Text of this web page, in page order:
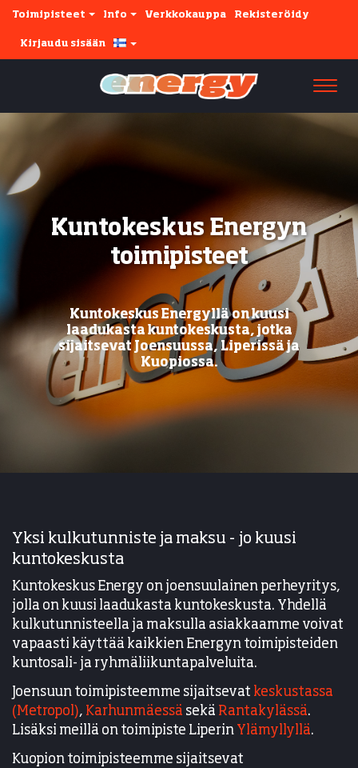
Toimipisteet Info Verkkokauppa Rekisteröidy
Kirjaudu sisään
Kuntokeskus Energyn
toimipisteet
Kuntokeskus Energyllä on kuusi
laadukasta kuntokeskusta, jotka
sijaitsevat Joensuussa, Liperissä ja
Kuopiossa.
Yksi kulkutunniste ja maksu - jo kuusi
kuntokeskusta
Kuntokeskus Energy on joensuulainen perheyritys,
jolla on kuusi laadukasta kuntokeskusta. Yhdellä
kulkutunnisteella ja maksulla asiakkaamme voivat
vapaasti käyttää kaikkien Energyn toimipisteiden
kuntosali- ja ryhmäliikuntapalveluita.
Joensuun toimipisteemme sijaitsevat keskustassa
(Metropol), Karhunmäessä sekä Rantakylässä.
Lisäksi meillä on toimipiste Liperin Ylämyllyllä.
Kuopion toimipisteemme sijaitsevat